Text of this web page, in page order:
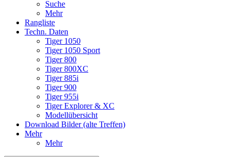
Suche
Mehr
Rangliste
Techn. Daten
Tiger 1050
Tiger 1050 Sport
Tiger 800
Tiger 800XC
Tiger 885i
Tiger 900
Tiger 955i
Tiger Explorer & XC
Modellübersicht
Download Bilder (alte Treffen)
Mehr
Mehr